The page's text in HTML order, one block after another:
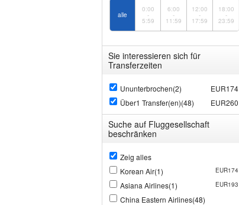
alle
0:00
-
5:59
6:00
-
11:59
12:00
-
17:59
18:00
-
23:59
Sie interessieren sich für
Transferzeiten
Ununterbrochen(2)
EUR174
Über1 Transfer(en)(48)
EUR260
Suche auf Fluggesellschaft
beschränken
Zeig alles
Korean Air(1)
EUR174
Asiana Airlines(1) EUR193
China Eastern Airlines(48)